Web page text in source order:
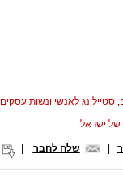
, סטיילינג לאנשי ונשות עסקים
שלח לחבר